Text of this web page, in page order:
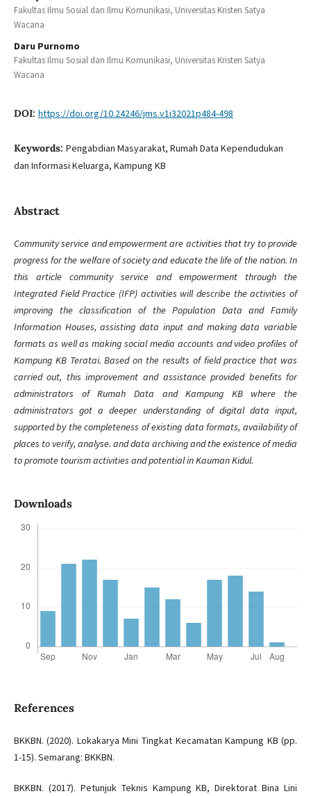
Fakultas Ilmu Sosial dan Ilmu Komunikasi, Universitas Kristen Satya
Wacana
Daru Purnomo
Fakultas Ilmu Sosial dan Ilmu Komunikasi, Universitas Kristen Satya
Wacana
DOI: https://doi.org/10.24246/jms.v1i32021p484-498
Keywords: Pengabdian Masyarakat, Rumah Data Kependudukan
dan Informasi Keluarga, Kampung KB
Abstract
Community service and empowerment are activities that try to provide
progress for the welfare of society and educate the life of the nation. In
this article community service and empowerment through the
Integrated Field Practice (IFP) activities will describe the activities of
improving the classification of the Population Data and Family
Information Houses, assisting data input and making data variable
formats as well as making social media accounts and video profiles of
Kampung KB Teratai. Based on the results of field practice that was
carried out, this improvement and assistance provided benefits for
administrators of Rumah Data and Kampung KB where the
administrators got a deeper understanding of digital data input,
supported by the completeness of existing data formats, availability of
places to verify, analyse. and data archiving and the existence of media
to promote tourism activities and potential in Kauman Kidul.
Downloads
References
BKKBN. (2020). Lokakarya Mini Tingkat Kecamatan Kampung KB (pp.
1-15). Semarang: BKKBN.
BKKBN. (2017). Petunjuk Teknis Kampung KB, Direktorat Bina Lini